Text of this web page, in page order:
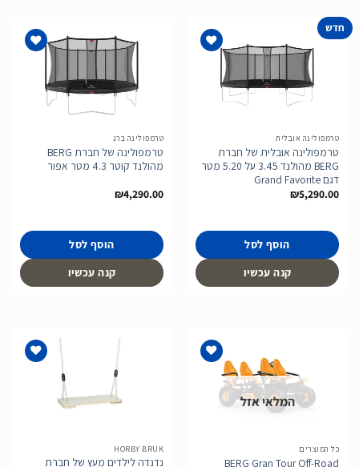
חדש
טרמפולינה אובלית
טרמפולינה אובלית של חברת
BERG מהולנד 3.45 על 5.20 מטר
דגם Grand Favorite
₪5,290.00
הוסף לסל
קנה עכשיו
טרמפולינה ברג
טרמפולינה של חברת BERG
מהולנד קוטר 4.3 מטר אפור
₪4,290.00
הוסף לסל
קנה עכשיו
המלאי אזל
כל המוצרים
BERG Gran Tour Off-Road
HORBY BRUK
נדנדה לילדים מעץ של חברת